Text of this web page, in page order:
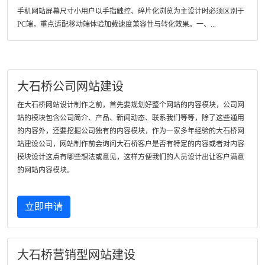
手机网站屏幕尺寸小用户以手指触控、碎片化浏览为主设计时必须区别于
PC端，重点适配移动端体验加载速度兼容性与转化效果。一、...
大石桥公司网站建设
在大石桥网站设计制作之前，首先要规划好整个网站的内容模块，公司网
站的模块包含公司简介、产品、新闻动态、联系我们等等，除了这些通用
的内容外，还要挖掘公司独有的内容模块，作为一家多年经验的大石桥网
站建设公司，网站制作前会询问大石桥客户是否有特定的内容或者对内容
模块设计这点有哪些想法或意见，这样方便我们的人员设计出让客户满意
的网站内容模块。
立即申请
大石桥营销型网站建设